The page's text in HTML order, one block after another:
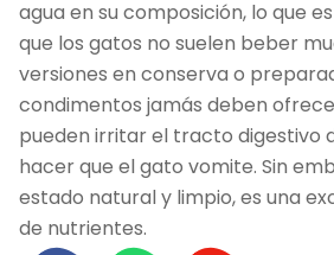
agua en su composición, lo que
que los gatos no suelen beber
versiones en conserva o
condimentos jamás deben
pueden irritar el tracto digestivo
hacer que el gato vomite. Sin
estado natural y limpio, es una
de nutrientes.